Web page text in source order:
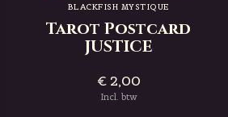
BLACKFISH MYSTIQUE
Tarot Postcard
JUSTICE
€ 2,00
Incl. btw